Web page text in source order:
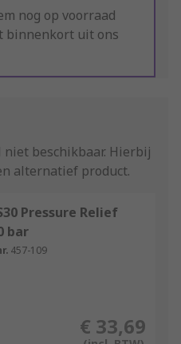
nog op voorraad
binnenkort uit ons
beschikbaar. Hierbij
alternatief product.
Pressure Relief
bar
457-109
€ 33,69